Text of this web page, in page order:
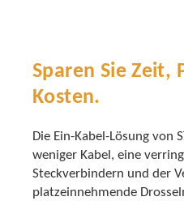
Sparen Sie Zeit,
Kosten.
Die Ein-Kabel-Lösung von
weniger Kabel, eine
Steckverbindern und der
platzeinnehmende